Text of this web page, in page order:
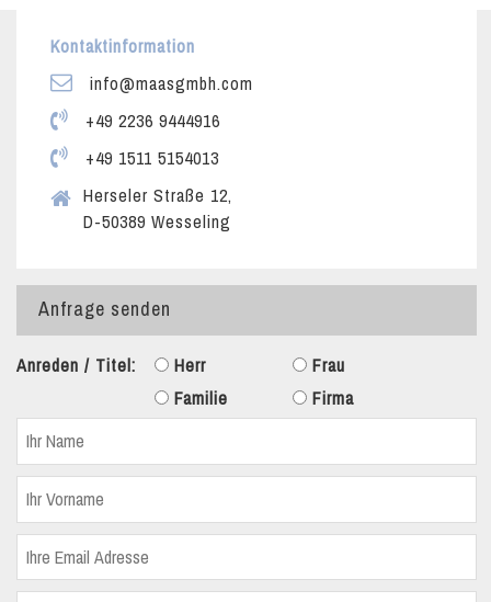
Kontaktinformation
info@maasgmbh.com
+49 2236 9444916
+49 1511 5154013
Herseler Straße 12,
D-50389 Wesseling
Anfrage senden
Anreden / Titel: Herr
Frau
Familie
Firma